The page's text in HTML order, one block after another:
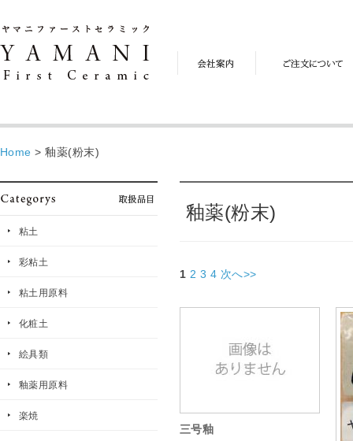
い
Home >釉薬(粉末)
粘土
彩粘土
粘土用原料
化粧土
絵具類
釉薬用原料
楽焼
釉薬(粉末)
1 2 3 4 次へ>>
三号釉